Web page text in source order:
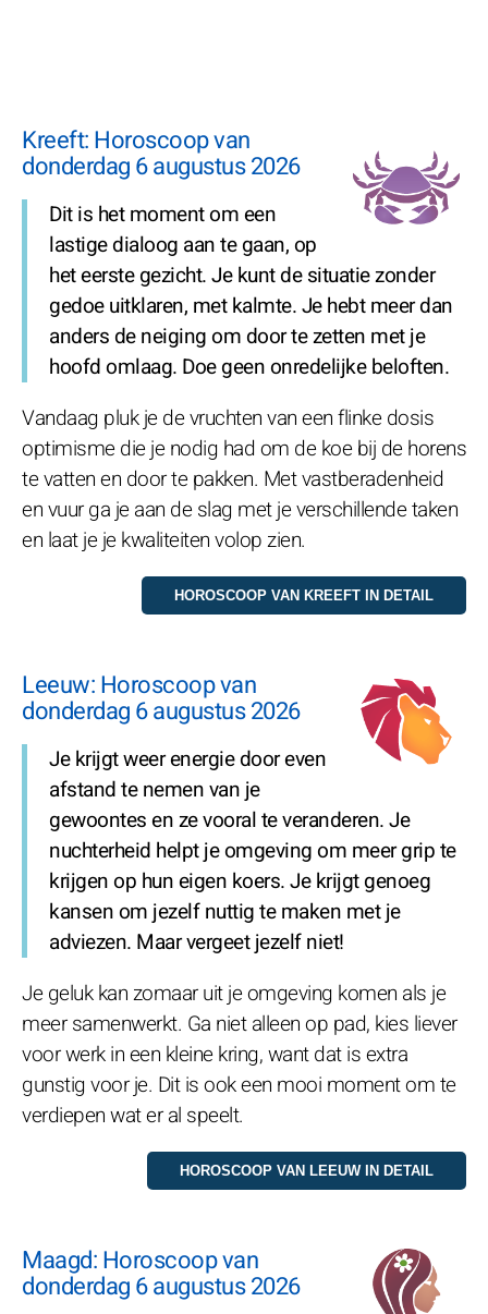
Kreeft: Horoscoop van
donderdag 6 augustus 2026
Dit is het moment om een
lastige dialoog aan te gaan, op
het eerste gezicht. Je kunt de situatie zonder
gedoe uitklaren, met kalmte. Je hebt meer dan
anders de neiging om door te zetten met je
hoofd omlaag. Doe geen onredelijke beloften.
Vandaag pluk je de vruchten van een flinke dosis
optimisme die je nodig had om de koe bij de horens
te vatten en door te pakken. Met vastberadenheid
en vuur ga je aan de slag met je verschillende taken
en laat je je kwaliteiten volop zien.
Leeuw: Horoscoop van
donderdag 6 augustus 2026
Je krijgt weer energie door even
afstand te nemen van je
gewoontes en ze vooral te veranderen. Je
nuchterheid helpt je omgeving om meer grip te
krijgen op hun eigen koers. Je krijgt genoeg
kansen om jezelf nuttig te maken met je
adviezen. Maar vergeet jezelf niet!
Je geluk kan zomaar uit je omgeving komen als je
meer samenwerkt. Ga niet alleen op pad, kies liever
voor werk in een kleine kring, want dat is extra
gunstig voor je. Dit is ook een mooi moment om te
verdiepen wat er al speelt.
Maagd: Horoscoop van
donderdag 6 augustus 2026